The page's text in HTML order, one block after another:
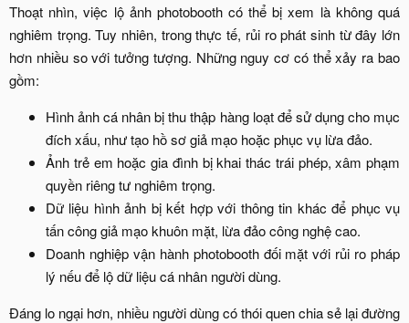
Thoạt nhìn, việc lộ ảnh photobooth có thể bị xem là không quá
nghiêm trọng. Tuy nhiên, trong thực tế, rủi ro phát sinh từ đây lớn
hơn nhiều so với tưởng tượng. Những nguy cơ có thể xảy ra bao
gồm:​
Hình ảnh cá nhân bị thu thập hàng loạt để sử dụng cho mục
đích xấu, như tạo hồ sơ giả mạo hoặc phục vụ lừa đảo.​
Ảnh trẻ em hoặc gia đình bị khai thác trái phép, xâm phạm
quyền riêng tư nghiêm trọng.​
Dữ liệu hình ảnh bị kết hợp với thông tin khác để phục vụ
tấn công giả mạo khuôn mặt, lừa đảo công nghệ cao.​
Doanh nghiệp vận hành photobooth đối mặt với rủi ro pháp
lý nếu để lộ dữ liệu cá nhân người dùng.​
Đáng lo ngại hơn, nhiều người dùng có thói quen chia sẻ lại đường